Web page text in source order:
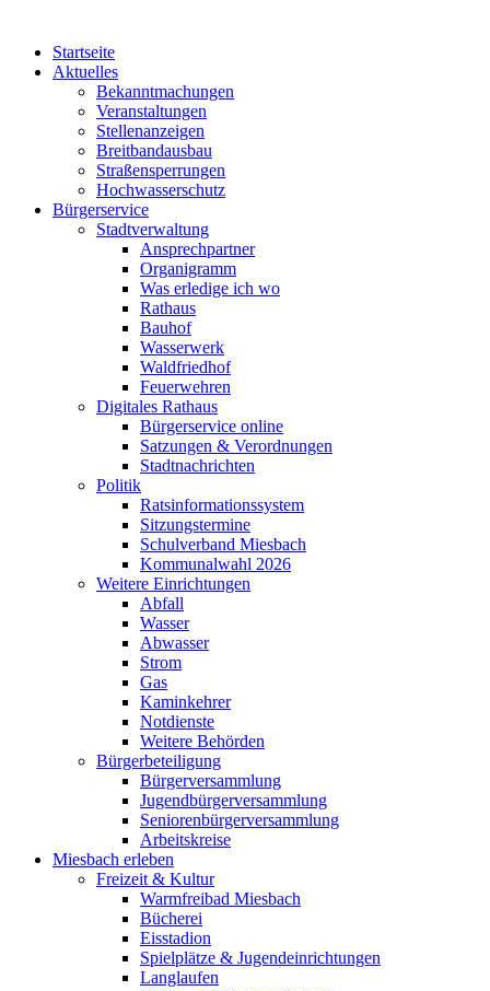
Startseite
Aktuelles
Bekanntmachungen
Veranstaltungen
Stellenanzeigen
Breitbandausbau
Straßensperrungen
Hochwasserschutz
Bürgerservice
Stadtverwaltung
Ansprechpartner
Organigramm
Was erledige ich wo
Rathaus
Bauhof
Wasserwerk
Waldfriedhof
Feuerwehren
Digitales Rathaus
Bürgerservice online
Satzungen & Verordnungen
Stadtnachrichten
Politik
Ratsinformationssystem
Sitzungstermine
Schulverband Miesbach
Kommunalwahl 2026
Weitere Einrichtungen
Abfall
Wasser
Abwasser
Strom
Gas
Kaminkehrer
Notdienste
Weitere Behörden
Bürgerbeteiligung
Bürgerversammlung
Jugendbürgerversammlung
Seniorenbürgerversammlung
Arbeitskreise
Miesbach erleben
Freizeit & Kultur
Warmfreibad Miesbach
Bücherei
Eisstadion
Spielplätze & Jugendeinrichtungen
Langlaufen